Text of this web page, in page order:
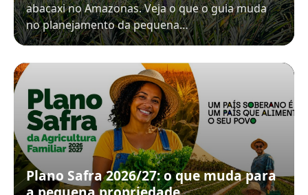
abacaxi no Amazonas. Veja o que o guia muda
no planejamento da pequena…
Plano Safra 2026/27: o que muda para